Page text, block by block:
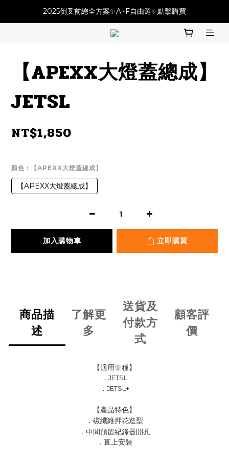
必改龍頭四件套⚡️不用五千六!! 優惠價只要 $ 4899💥
2025倒叉前總全方案✨A~F自由選✨點擊購買
必改龍頭四件套⚡️不用五千六!! 優惠價只要 $ 4899💥
【APEXX大燈蓋總成】
JETSL
NT$1,850
顏色 : 【APEXX大燈蓋總成】
【APEXX大燈蓋總成】
加入購物車 立即購買
商品描
述
了解更
多
送貨及
付款方
式
顧客評
價
【適用車種】
． JETSL
． JETSL+
【產品特色】
． 碳纖維押花造型
． 中間預留紀錄器開孔
． 直上安裝